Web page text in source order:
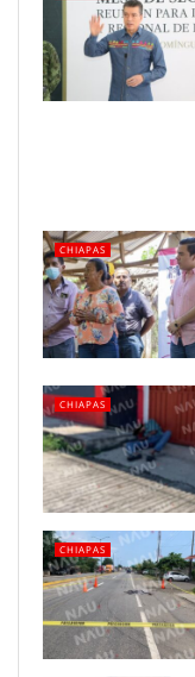
CHIAPAS
CHIAPAS
CHIAPAS